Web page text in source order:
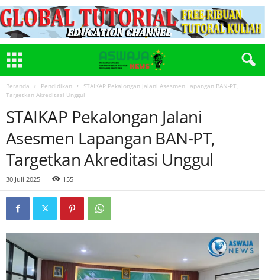
Beranda Pendidikan
STAIKAP Pekalongan Jalani Asesmen Lapangan BAN-PT,
Targetkan Akreditasi Unggul
STAIKAP Pekalongan Jalani
Asesmen Lapangan BAN-PT,
Targetkan Akreditasi Unggul
30 Juli 2025 155